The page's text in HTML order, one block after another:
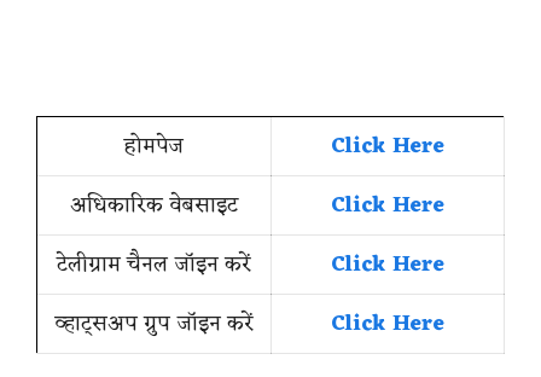
होमपेज
Click Here
अधिकारिक वेबसाइट
Click Here
टेलीग्राम चैनल जॉइन करें
Click Here
व्हाट्सअप ग्रुप जॉइन करें
Click Here